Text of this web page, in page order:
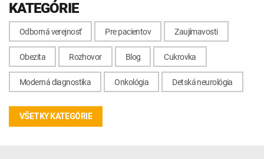
KATEGÓRIE
Odborná verejnosť Pre pacientov Zaujímavosti
Obezita Rozhovor Blog Cukrovka
Moderná diagnostika Onkológia Detská neurológia
VŠETKY KATEGÓRIE